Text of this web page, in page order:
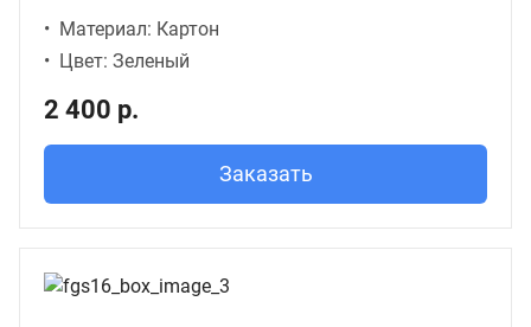
Материал: Картон
Цвет: Зеленый
2 400 р.
Заказать